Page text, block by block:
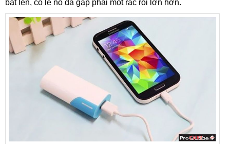
bật lên, có lẽ nó đã gặp phải một rắc rối lớn hơn.